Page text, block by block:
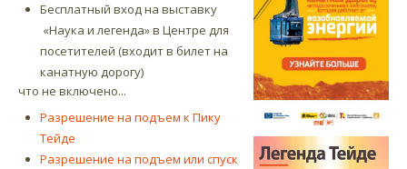
Бесплатный вход на выставку
«Наука и легенда»в Центре для
посетителей (входит в билет на
канатную дорогу)
что не включено...
Разрешение на подъем к Пику
Тейде
Разрешение на подъем или спуск